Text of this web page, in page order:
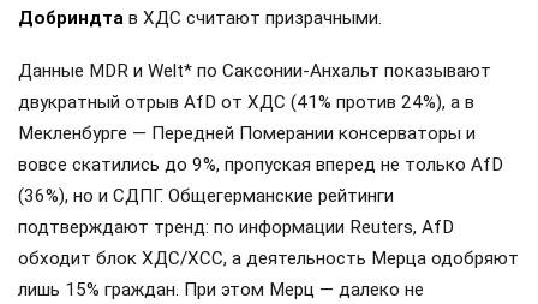
Добриндта в ХДС считают призрачными.
Данные MDR и Welt* по Саксонии-Анхальт показывают
двукратный отрыв AfD от ХДС (41% против 24%), а в
Мекленбурге — Передней Померании консерваторы и
вовсе скатились до 9%, пропуская вперед не только AfD
(36%), но и СДПГ. Общегерманские рейтинги
подтверждают тренд: по информации Reuters, AfD
обходит блок ХДС/ХСС, а деятельность Мерца одобряют
лишь 15% граждан. При этом Мерц — далеко не